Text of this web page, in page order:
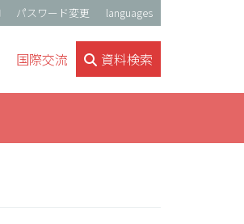
パスワード変更 languages
国際交流 資料検索